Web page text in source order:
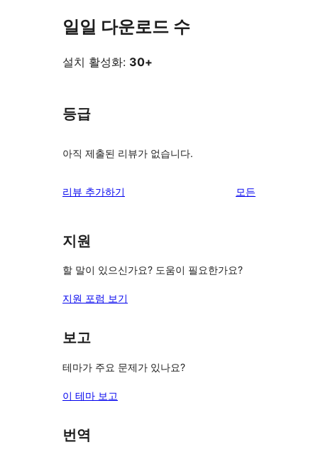
일일 다운로드 수
설치 활성화: 30+
등급
아직 제출된 리뷰가 없습니다.
리뷰 추가하기 모든
지원
할 말이 있으신가요? 도움이 필요한가요?
지원 포럼 보기
보고
테마가 주요 문제가 있나요?
이 테마 보고
번역